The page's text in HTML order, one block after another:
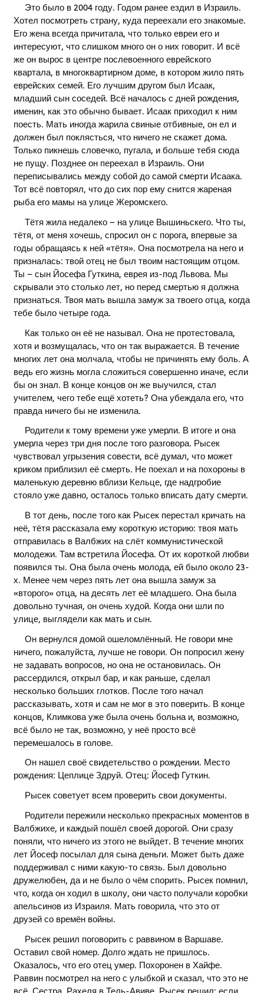
Это было в 2004 году. Годом ранее ездил в Израиль.
Хотел посмотреть страну, куда переехали его знакомые.
Его жена всегда причитала, что только евреи его и
интересуют, что слишком много он о них говорит. И всё
же он вырос в центре послевоенного еврейского
квартала, в многоквартирном доме, в котором жило пять
еврейских семей. Его лучшим другом был Исаак,
младший сын соседей. Всё началось с дней рождения,
именин, как это обычно бывает. Исаак приходил к ним
поесть. Мать иногда жарила свиные отбивные, он ел и
должен был поклясться, что ничего не скажет дома.
Только пикнешь словечко, пугала, и больше тебя сюда
не пущу. Позднее он переехал в Израиль. Они
переписывались между собой до самой смерти Исаака.
Тот всё повторял, что до сих пор ему снится жареная
рыба его мамы на улице Жеромскего.
Тётя жила недалеко – на улице Вышиньскего. Что ты,
тётя, от меня хочешь, спросил он с порога, впервые за
годы обращаясь к ней «тётя». Она посмотрела на него и
призналась: твой отец не был твоим настоящим отцом.
Ты – сын Йосефа Гуткина, еврея из-под Львова. Мы
скрывали это столько лет, но перед смертью я должна
признаться. Твоя мать вышла замуж за твоего отца, когда
тебе было четыре года.
Как только он её не называл. Она не протестовала,
хотя и возмущалась, что он так выражается. В течение
многих лет она молчала, чтобы не причинять ему боль. А
ведь его жизнь могла сложиться совершенно иначе, если
бы он знал. В конце концов он же выучился, стал
учителем, чего тебе ещё хотеть? Она убеждала его, что
правда ничего бы не изменила.
Родители к тому времени уже умерли. В итоге и она
умерла через три дня после того разговора. Рысек
чувствовал угрызения совести, всё думал, что может
криком приблизил её смерть. Не поехал и на похороны в
маленькую деревню вблизи Кельце, где надгробие
стояло уже давно, осталось только вписать дату смерти.
В тот день, после того как Рысек перестал кричать на
неё, тётя рассказала ему короткую историю: твоя мать
отправилась в Валбжих на слёт коммунистической
молодежи. Там встретила Йосефа. От их короткой любви
появился ты. Она была очень молода, ей было около 23-
х. Менее чем через пять лет она вышла замуж за
«второго» отца, на десять лет её младшего. Она была
довольно тучная, он очень худой. Когда они шли по
улице, выглядели как мать и сын.
Он вернулся домой ошеломлённый. Не говори мне
ничего, пожалуйста, лучше не говори. Он попросил жену
не задавать вопросов, но она не остановилась. Он
рассердился, открыл бар, и как раньше, сделал
несколько больших глотков. После того начал
рассказывать, хотя и сам не мог в это поверить. В конце
концов, Климкова уже была очень больна и, возможно,
всё было не так, возможно, у неё просто всё
перемешалось в голове.
Он нашел своё свидетельство о рождении. Место
рождения: Цеплице Здруй. Отец: Йосеф Гуткин.
Рысек советует всем проверить свои документы.
Родители пережили несколько прекрасных моментов в
Валбжихе, и каждый пошёл своей дорогой. Они сразу
поняли, что ничего из этого не выйдет. В течение многих
лет Йосеф посылал для сына деньги. Может быть даже
поддерживал с ними какую-то связь. Был довольно
дружелюбен, да и не было о чём спорить. Рысек помнил,
что, когда он ходил в школу, они часто получали коробки
апельсинов из Израиля. Мать говорила, что это от
друзей со времён войны.
Рысек решил поговорить с раввином в Варшаве.
Оставил свой номер. Долго ждать не пришлось.
Оказалось, что его отец умер. Похоронен в Хайфе.
Раввин посмотрел на него с улыбкой и сказал, что это не
всё. Сестра. Рахеля в Тель-Авиве. Рысек решил: если